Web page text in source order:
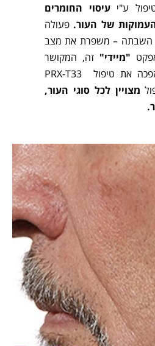
ע"יעיסוי החומרים
של העור. פעולה
השבתה – משפרת את מצב
"מיידי" זה, המקושר
להשפעה ארוכת הטווח, הפכה את טיפול PRX-T33
מצויין לכל סוגי העור,